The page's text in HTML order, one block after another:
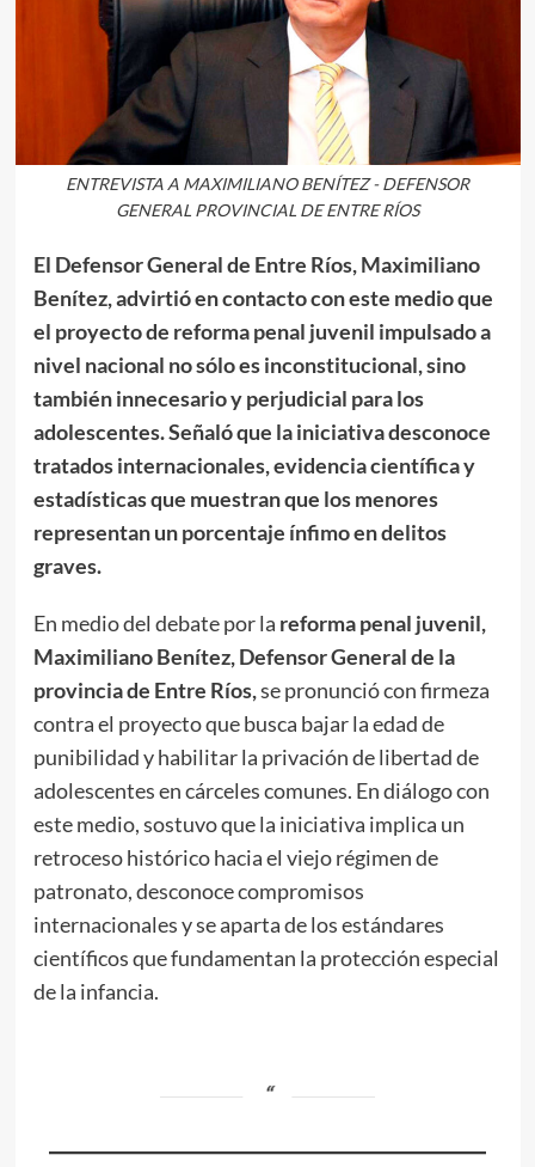
ENTREVISTA A MAXIMILIANO BENÍTEZ - DEFENSOR
GENERAL PROVINCIAL DE ENTRE RÍOS
El Defensor General de Entre Ríos, Maximiliano
Benítez, advirtió en contacto con este medio que
el proyecto de reforma penal juvenil impulsado a
nivel nacional no sólo es inconstitucional, sino
también innecesario y perjudicial para los
adolescentes. Señaló que la iniciativa desconoce
tratados internacionales, evidencia científica y
estadísticas que muestran que los menores
representan un porcentaje ínfimo en delitos
graves.
En medio del debate por la reforma penal juvenil,
Maximiliano Benítez, Defensor General de la
provincia de Entre Ríos,se pronunció con firmeza
contra el proyecto que busca bajar la edad de
punibilidad y habilitar la privación de libertad de
adolescentes en cárceles comunes. En diálogo con
este medio, sostuvo que la iniciativa implica un
retroceso histórico hacia el viejo régimen de
patronato, desconoce compromisos
internacionales y se aparta de los estándares
científicos que fundamentan la protección especial
de la infancia.